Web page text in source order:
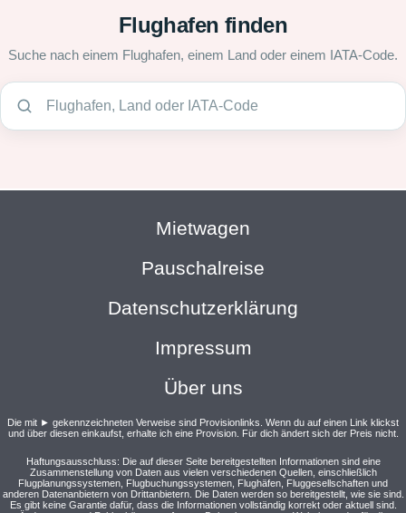
Flughafen finden
Suche nach einem Flughafen, einem Land oder einem IATA-Code.
Mietwagen
Pauschalreise
Datenschutzerklärung
Impressum
Über uns
Die mit ► gekennzeichneten Verweise sind Provisionlinks. Wenn du auf einen Link klickst
und über diesen einkaufst, erhalte ich eine Provision. Für dich ändert sich der Preis nicht.
Haftungsausschluss: Die auf dieser Seite bereitgestellten Informationen sind eine
Zusammenstellung von Daten aus vielen verschiedenen Quellen, einschließlich
Flugplanungssystemen, Flugbuchungssystemen, Flughäfen, Fluggesellschaften und
anderen Datenanbietern von Drittanbietern. Die Daten werden so bereitgestellt, wie sie sind.
Es gibt keine Garantie dafür, dass die Informationen vollständig korrekt oder aktuell sind.